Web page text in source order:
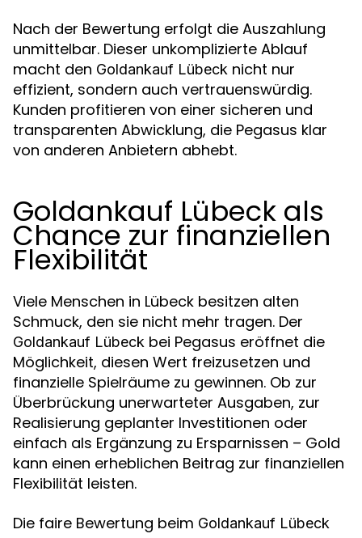
Nach der Bewertung erfolgt die Auszahlung
unmittelbar. Dieser unkomplizierte Ablauf
macht den Goldankauf Lübeck nicht nur
effizient, sondern auch vertrauenswürdig.
Kunden profitieren von einer sicheren und
transparenten Abwicklung, die Pegasus klar
von anderen Anbietern abhebt.
Goldankauf Lübeck als
Chance zur finanziellen
Flexibilität
Viele Menschen in Lübeck besitzen alten
Schmuck, den sie nicht mehr tragen. Der
Goldankauf Lübeck bei Pegasus eröffnet die
Möglichkeit, diesen Wert freizusetzen und
finanzielle Spielräume zu gewinnen. Ob zur
Überbrückung unerwarteter Ausgaben, zur
Realisierung geplanter Investitionen oder
einfach als Ergänzung zu Ersparnissen – Gold
kann einen erheblichen Beitrag zur finanziellen
Flexibilität leisten.
Die faire Bewertung beim Goldankauf Lübeck